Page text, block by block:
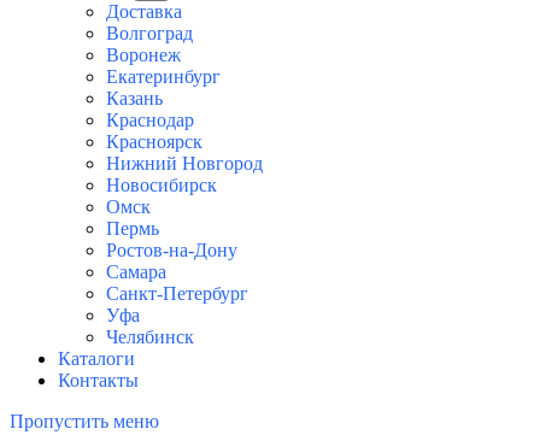
Доставка
Волгоград
Воронеж
Екатеринбург
Казань
Краснодар
Красноярск
Нижний Новгород
Новосибирск
Омск
Пермь
Ростов-на-Дону
Самара
Санкт-Петербург
Уфа
Челябинск
Каталоги
Контакты
Пропустить меню